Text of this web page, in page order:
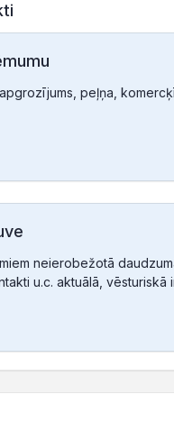
peļņa,
neierobežotā
u.c. aktuālā,